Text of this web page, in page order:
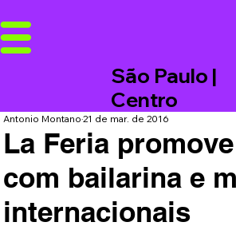
São Paulo |
Centro
La Feria
com bailarina e
internacionais
Antonio Montano21 de mar. de 2016